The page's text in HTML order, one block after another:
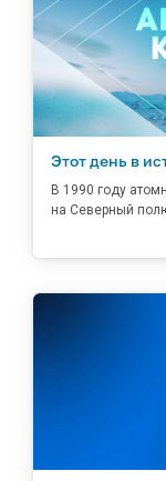
Этот день в
В 1990 году
на Северный